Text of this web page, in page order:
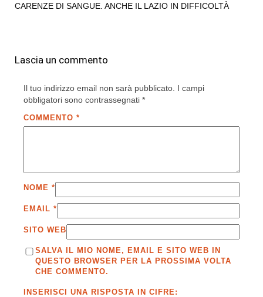
CARENZE DI SANGUE. ANCHE IL LAZIO IN DIFFICOLTÀ
Lascia un commento
Il tuo indirizzo email non sarà pubblicato. I campi
obbligatori sono contrassegnati *
COMMENTO *
NOME *
EMAIL *
SITO WEB
SALVA IL MIO NOME, EMAIL E SITO WEB IN
QUESTO BROWSER PER LA PROSSIMA VOLTA
CHE COMMENTO.
INSERISCI UNA RISPOSTA IN CIFRE: